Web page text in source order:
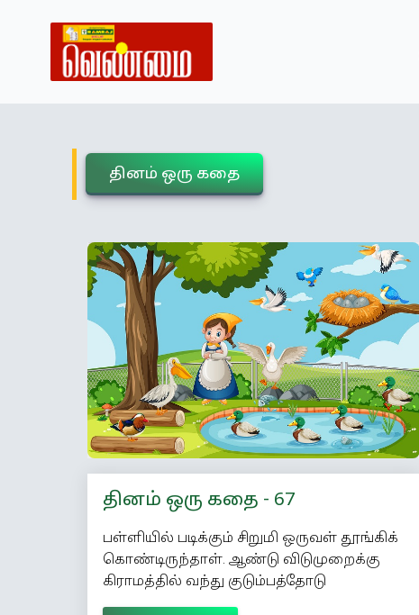
தினம் ஒரு கதை
தினம் ஒரு கதை - 67
பள்ளியில் படிக்கும் சிறுமி ஒருவள் தூங்கிக்
கொண்டிருந்தாள். ஆண்டு விடுமுறைக்கு
கிராமத்தில் வந்து குடும்பத்தோடு
தங்கியிருக்கிறாள் அவள். தூக்கத்தில் ஒரே